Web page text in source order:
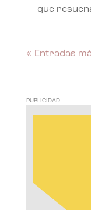
que
« Entradas
PUBLICIDAD